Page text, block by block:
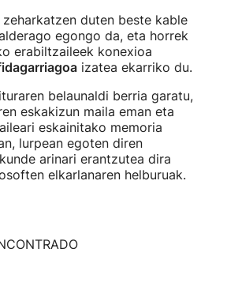
duten beste kable
egongo da, eta horrek
erabiltzaileek konexioa
izatea ekarriko du.
belaunaldi berria garatu,
eskakizun maila eman eta
eskainitako memoria
lurpean egoten diren
arinari erantzutea dira
elkarlanaren helburuak.